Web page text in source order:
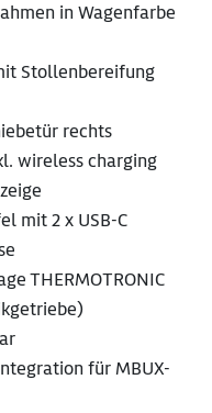
in Wagenfarbe
Stollenbereifung
rechts
wireless charging
mit 2 x USB-C
THERMOTRONIC
für MBUX-